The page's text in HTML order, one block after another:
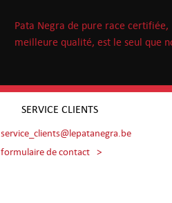
Pata Negra de pure race
meilleure qualité, est le seul que
SERVICE CLIENTS
service_clients@lepatanegra.be
formulaire de contact
>